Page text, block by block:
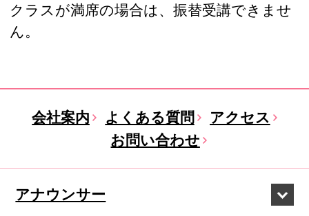
クラスが満席の場合は、振替受講できませ
ん。
会社案内 よくある質問
アクセス
お問い合わせ
アナウンサー